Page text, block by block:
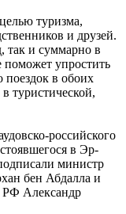
туризма,
и друзей.
так и суммарно в
поможет упростить
поездок в обоих
туристической,
российского
в Эр-
министр
бен Абдалла и
РФ Александр